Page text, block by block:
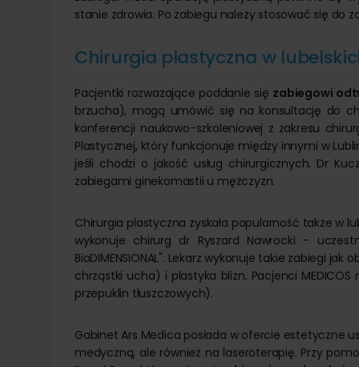
stanie zdrowia. Po zabiegu należy stosować się do
Chirurgia plastyczna w
Pacjentki rozważające poddanie się zabiegowi
brzucha), mogą umówić się na konsultację do
konferencji naukowo-szkoleniowej z zakresu
Plastycznej, który funkcjonuje między innymi w
jeśli chodzi o jakość usług chirurgicznych. Dr
zabiegami ginekomastii u mężczyzn.
Chirurgia plastyczna zyskała popularność także w
wykonuje chirurg dr Ryszard Nawrocki -
BioDIMENSIONAL". Lekarz wykonuje takie zabiegi
chrząstki ucha) i plastyka blizn. Pacjenci
przepuklin tłuszczowych).
Gabinet Ars Medica posiada w ofercie estetyczne
medyczną, ale również na laseroterapię. Przy